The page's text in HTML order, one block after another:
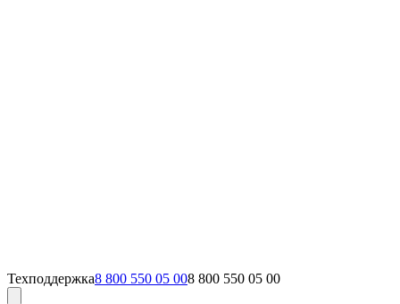
Техподдержка8 800 550 05 008 800 550 05 00